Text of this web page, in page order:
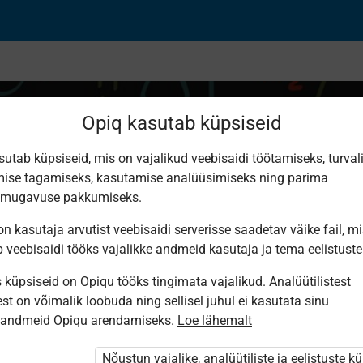
ole Opiqusse sisse logitud.
paketi „Erakasutaja 2024/25”
Opiq kasutab küpsiseid
küpsiseid, mis on vajalikud veebisaidi töötamiseks,
tagamiseks, kasutamise analüüsimiseks ning parima
pakkumiseks.
kasutaja arvutist veebisaidi serverisse saadetav väike fail,
veebisaidi tööks vajalikke andmeid kasutaja ja tema
küpsiseid on Opiqu tööks tingimata vajalikud. Analüütilistest
on võimalik loobuda ning sellisel juhul ei kasutata sinu
Opiqu arendamiseks. Loe lähemalt
Nõustun vajalike, analüütiliste ja eelistuste